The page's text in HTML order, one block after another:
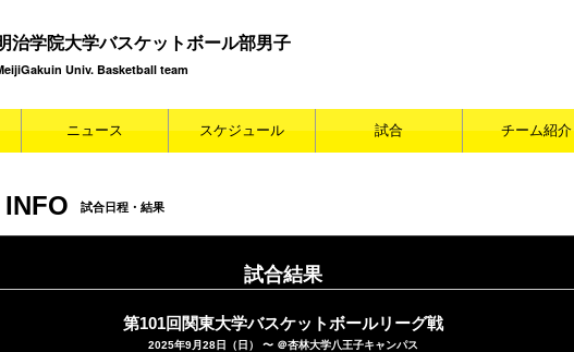
治学院大学バスケットボール部男子
Univ. Basketball team
ニュース スケジュール 試合 チーム紹介
試合日程・結果
試合結果
第101回関東大学バスケットボールリーグ戦
2025年9月28日（日） 〜 ＠杏林大学八王子キャンパス